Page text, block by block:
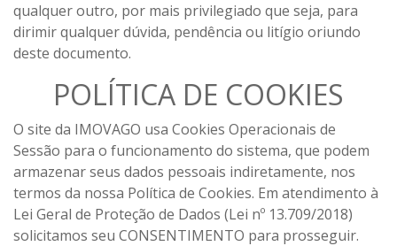
qualquer outro, por mais privilegiado que seja, para
dirimir qualquer dúvida, pendência ou litígio oriundo
deste documento.
POLÍTICA DE COOKIES
O site da IMOVAGO usa Cookies Operacionais de
Sessão para o funcionamento do sistema, que podem
armazenar seus dados pessoais indiretamente, nos
termos da nossa Política de Cookies. Em atendimento à
Lei Geral de Proteção de Dados (Lei nº 13.709/2018)
solicitamos seu CONSENTIMENTO para prosseguir.